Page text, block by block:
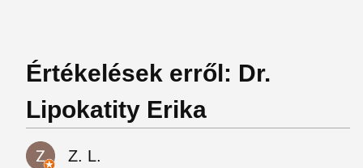
Értékelések erről: Dr.
Lipokatity Erika
Z. L.